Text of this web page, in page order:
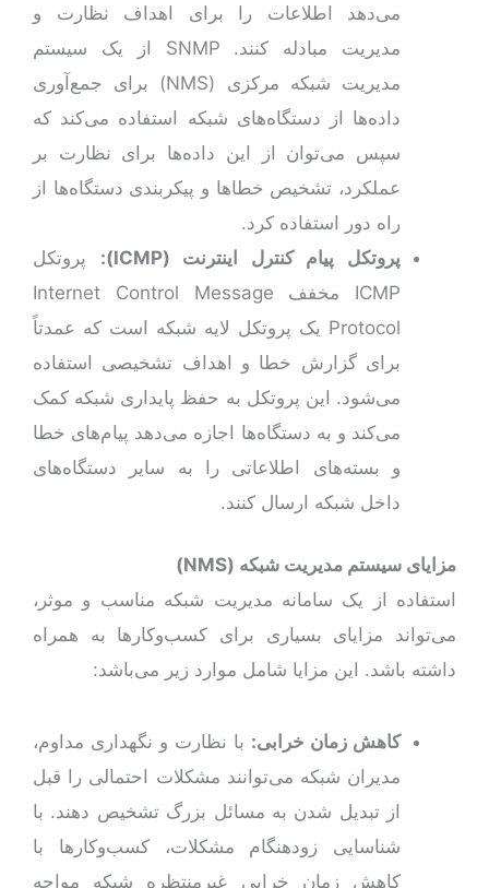
می‌دهد اطلاعات را برای اهداف نظارت و
مدیریت مبادله کنند. SNMP از یک سیستم
مدیریت شبکه مرکزی (NMS) برای جمع‌آوری
داده‌ها از دستگاه‌های شبکه استفاده می‌کند که
سپس می‌توان از این داده‌ها برای نظارت بر
عملکرد، تشخیص خطاها و پیکربندی دستگاه‌ها از
راه دور استفاده کرد.
پروتکل پیام کنترل اینترنت (ICMP)
: پروتکل
ICMP مخفف Internet Control Message
Protocol یک پروتکل لایه شبکه است که عمدتاً
برای گزارش خطا و اهداف تشخیصی استفاده
می‌شود. این پروتکل به حفظ پایداری شبکه کمک
می‌کند و به دستگاه‌ها اجازه می‌دهد پیام‌های خطا
و بسته‌های اطلاعاتی را به سایر دستگاه‌های
داخل شبکه ارسال کنند.
مزایای سیستم‌ مدیریت شبکه (NMS
)
استفاده از یک سامانه مدیریت شبکه مناسب و موثر،
می‌تواند مزایای بسیاری برای کسب‌وکارها به همراه
داشته باشد. این مزایا شامل موارد زیر می‌باشد:
کاهش زمان خرابی: با نظارت و نگهداری مداوم،
مدیران شبکه می‌توانند مشکلات احتمالی را قبل
از تبدیل شدن به مسائل بزرگ تشخیص دهند. با
شناسایی زودهنگام مشکلات، کسب‌وکارها با
کاهش زمان خرابی غیرمنتظره شبکه مواجه